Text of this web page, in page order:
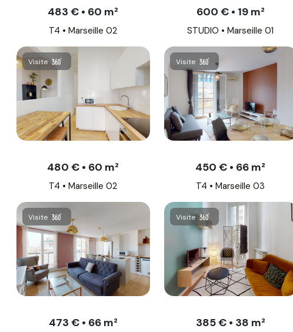
483 € • 60 m²
T4 • Marseille 02
600 € • 19 m²
STUDIO • Marseille 01
Visite
480 € • 60 m²
T4 • Marseille 02
Visite
450 € • 66 m²
T4 • Marseille 03
Visite
473 € • 66 m²
Visite
385 € • 38 m²